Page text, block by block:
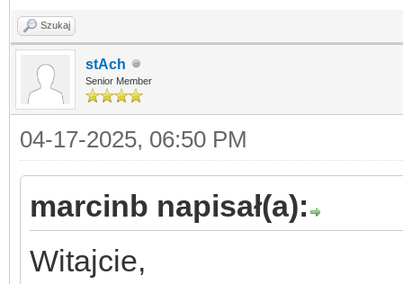
Szukaj
stAch
Senior Member
04-17-2025, 06:50 PM
marcinb napisał(a):
Witajcie,